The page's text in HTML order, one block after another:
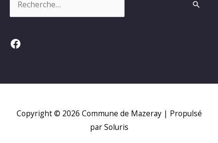
Facebook
Copyright © 2026 Commune de Mazeray| Propulsé
par Soluris